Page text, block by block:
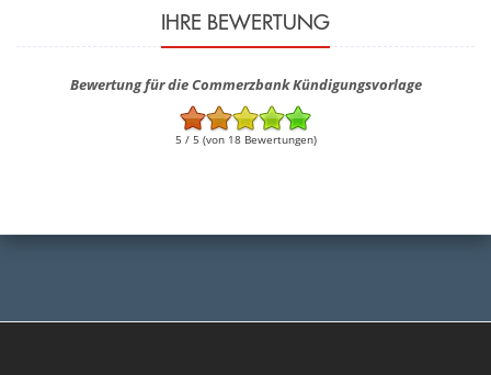
IHRE BEWERTUNG
Bewertung für die Commerzbank Kündigungsvorlage
5 / 5 (von 18 Bewertungen)